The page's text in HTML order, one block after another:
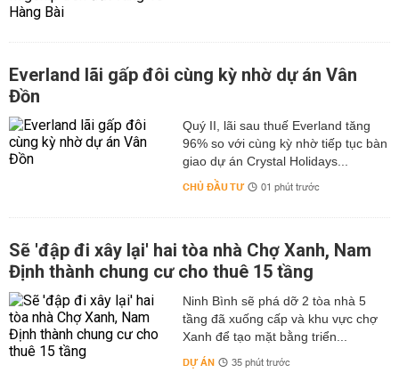
Everland lãi gấp đôi cùng kỳ nhờ dự án Vân
Đồn
Quý II, lãi sau thuế Everland tăng
96% so với cùng kỳ nhờ tiếp tục bàn
giao dự án Crystal Holidays...
CHỦ ĐẦU TƯ 01 phút trước
Sẽ 'đập đi xây lại' hai tòa nhà Chợ Xanh, Nam
Định thành chung cư cho thuê 15 tầng
Ninh Bình sẽ phá dỡ 2 tòa nhà 5
tầng đã xuống cấp và khu vực chợ
Xanh để tạo mặt bằng triển...
DỰ ÁN 35 phút trước